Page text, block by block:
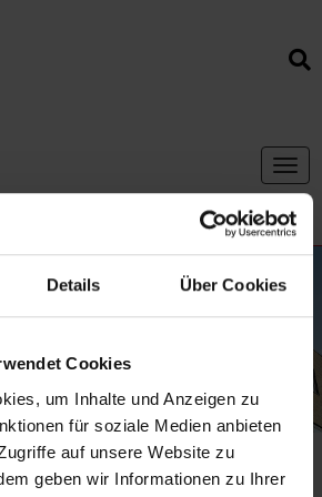
Details Über Cookies
Cookies
um Inhalte und Anzeigen zu
für soziale Medien anbieten
auf unsere Website zu
geben wir Informationen zu Ihrer
| Stichwort